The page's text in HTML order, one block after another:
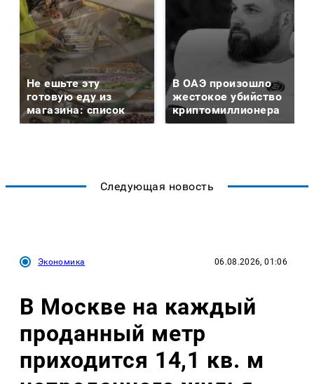
Не ешьте эту
готовую еду из
магазина: список
В ОАЭ произошло
жестокое убийство
криптомиллионера
Следующая новость
Экономика 06.08.2026, 01:06
В Москве на каждый
проданный метр
приходится 14,1 кв. м